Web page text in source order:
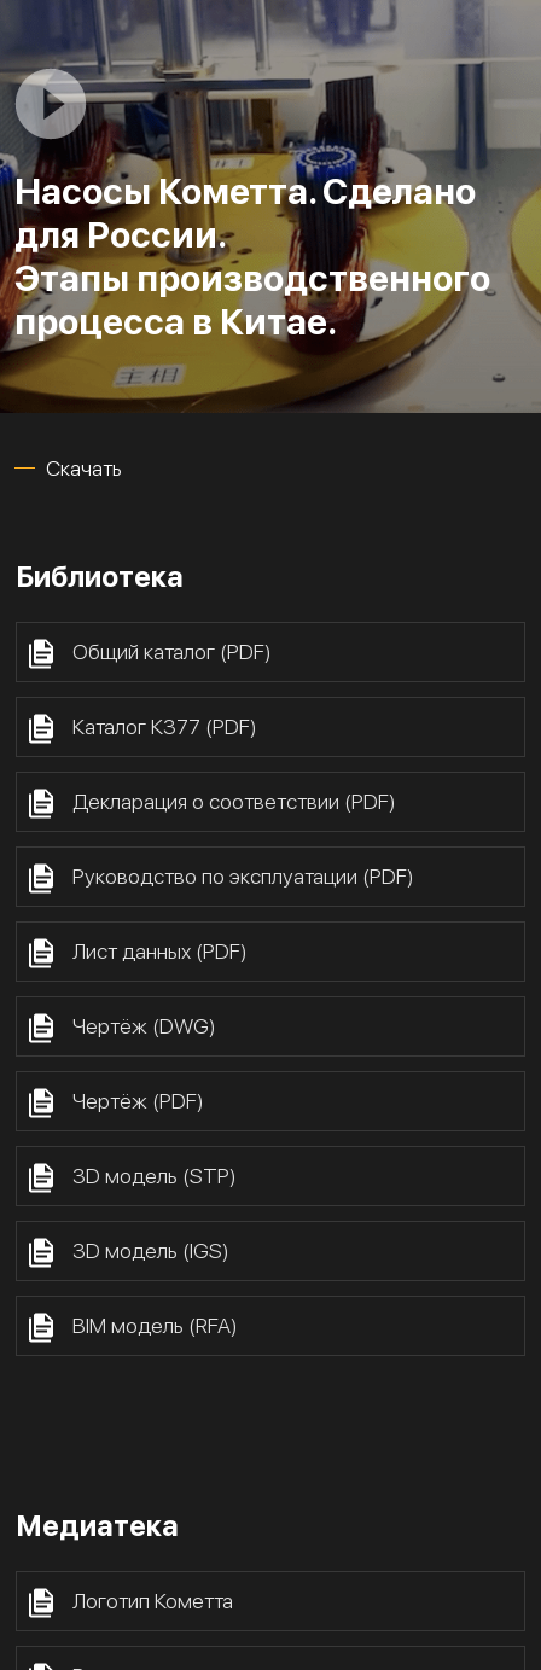
Насосы Кометта. Сделано
для России.
Этапы производственного
процесса в Китае.
Скачать
Библиотека
Общий каталог (PDF)
Каталог К377 (PDF)
Декларация о соответствии (PDF)
Руководство по эксплуатации (PDF)
Лист данных (PDF)
Чертёж (DWG)
Чертёж (PDF)
3D модель (STP)
3D модель (IGS)
BIM модель (RFA)
Медиатека
Логотип Кометта